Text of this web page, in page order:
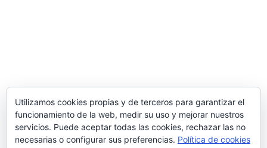
Utilizamos cookies propias y de terceros para garantizar el
funcionamiento de la web, medir su uso y mejorar nuestros
servicios. Puede aceptar todas las cookies, rechazar las no
necesarias o configurar sus preferencias. Política de cookies